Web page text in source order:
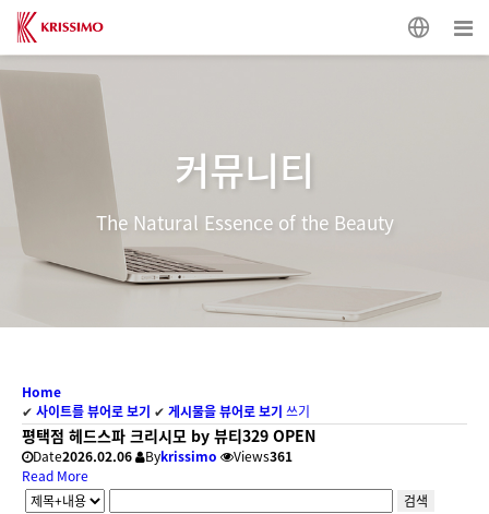
커뮤니티
The Natural Essence of the Beauty
Home
✔ 사이트를 뷰어로 보기 ✔ 게시물을 뷰어로 보기 쓰기
평택점 헤드스파 크리시모 by 뷰티329 OPEN
Date2026.02.06 Bykrissimo Views361
Read More
검색